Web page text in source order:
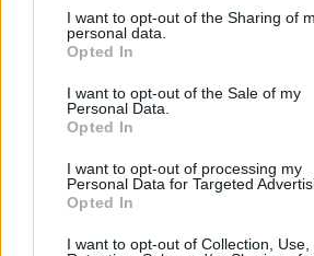
not limited to your visit or usage
grant or deny consent to Google and its
use your data for below specified
consent section.
I want to opt-out of the Sharing of
personal data.
Opted In
I want to opt-out of the Sale of my
Personal Data.
Opted In
I want to opt-out of processing my
Personal Data for Targeted
Opted In
I want to opt-out of Collection, Use,